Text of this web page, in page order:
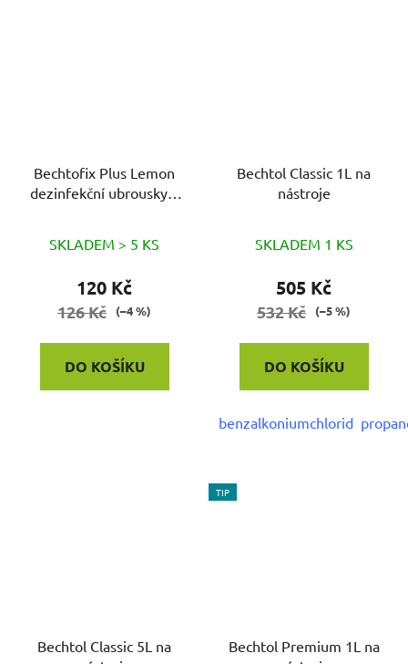
Bechtofix Plus Lemon
dezinfekční ubrousky v
SKLADEM > 5 KS
120 Kč
126 Kč (–4 %)
DO KOŠÍKU
Bechtol Classic 1L na
nástroje
SKLADEM 1 KS
505 Kč
532 Kč (–5 %)
DO KOŠÍKU
benzalkoniumchlorid
Bechtol Classic 5L na
TIP
Bechtol Premium 1L na